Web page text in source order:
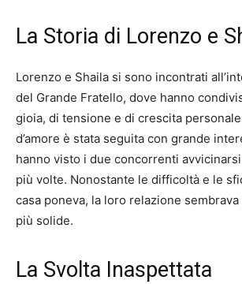
La Storia di Lorenzo e
Lorenzo e Shaila si sono incontrati
del Grande Fratello, dove hanno
gioia, di tensione e di crescita
d’amore è stata seguita con grande
hanno visto i due concorrenti
più volte. Nonostante le difficoltà e le
casa poneva, la loro relazione
più solide.
La Svolta Inaspettata